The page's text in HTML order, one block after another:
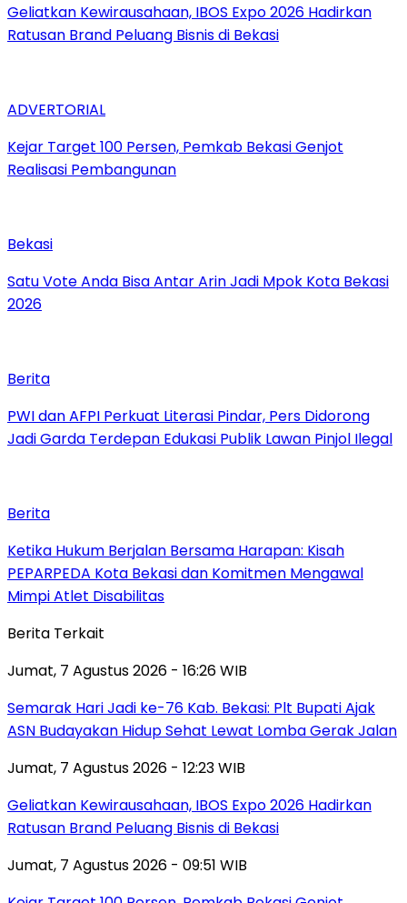
‎Geliatkan Kewirausahaan, IBOS Expo 2026 Hadirkan
Ratusan Brand Peluang Bisnis di Bekasi
ADVERTORIAL
Kejar Target 100 Persen, Pemkab Bekasi Genjot
Realisasi Pembangunan
Bekasi
Satu Vote Anda Bisa Antar Arin Jadi Mpok Kota Bekasi
2026
Berita
PWI dan AFPI Perkuat Literasi Pindar, Pers Didorong
Jadi Garda Terdepan Edukasi Publik Lawan Pinjol Ilegal
Berita
Ketika Hukum Berjalan Bersama Harapan: Kisah
PEPARPEDA Kota Bekasi dan Komitmen Mengawal
Mimpi Atlet Disabilitas
Berita Terkait
Jumat, 7 Agustus 2026 - 16:26 WIB
‎Semarak Hari Jadi ke-76 Kab. Bekasi: Plt Bupati Ajak
ASN Budayakan Hidup Sehat Lewat Lomba Gerak Jalan
Jumat, 7 Agustus 2026 - 12:23 WIB
‎Geliatkan Kewirausahaan, IBOS Expo 2026 Hadirkan
Ratusan Brand Peluang Bisnis di Bekasi
Jumat, 7 Agustus 2026 - 09:51 WIB